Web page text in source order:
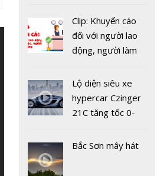
Virus Corona:
quần thể dơi tại
Clip: Khuyến cáo
đối với người lao
động, người làm
hàng tại khu dịch
vụ trong dịch
Covid-19
Lộ diện siêu xe
hypercar Czinger
21C tăng tốc 0-
2 giây
Bắc Sơn mây hát